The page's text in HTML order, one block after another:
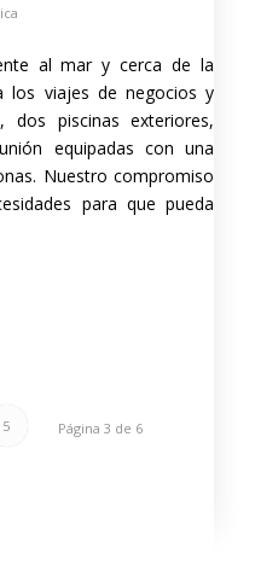
al mar y cerca de la
los viajes de negocios y
dos piscinas exteriores,
equipadas con una
Nuestro compromiso
para que pueda
Página 3 de 6
5